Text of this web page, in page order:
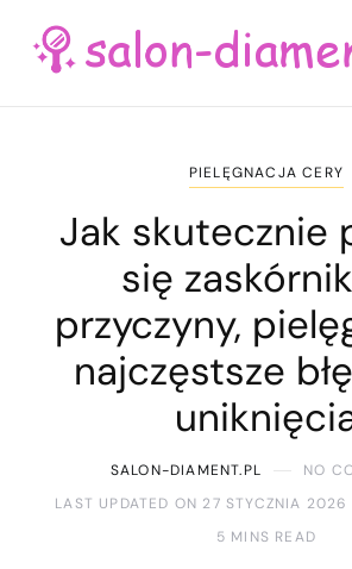
PIELĘGNACJA CERY
Jak skutecznie
się
przyczyny,
najczęstsze
SALON-DIAMENT.PL
NO
LAST UPDATED ON 27 STYCZNIA 2026
5 MINS READ